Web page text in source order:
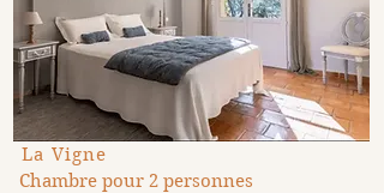
La Vigne
Chambre pour 2 personnes